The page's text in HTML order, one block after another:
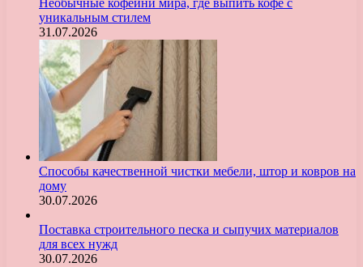
Необычные кофейни мира, где выпить кофе с
уникальным стилем
31.07.2026
Способы качественной чистки мебели, штор и ковров на
дому
30.07.2026
Поставка строительного песка и сыпучих материалов
для всех нужд
30.07.2026